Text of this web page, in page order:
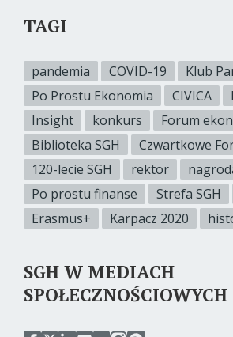
TAGI
pandemia COVID-19
Klub
Po Prostu Ekonomia
CIVICA
Insight
konkurs
Forum
Biblioteka SGH
Czwartkowe
120-lecie SGH
rektor
Po prostu finanse
Strefa SGH
Erasmus+
Karpacz 2020
SGH W MEDIACH
SPOŁECZNOŚCIOWYCH